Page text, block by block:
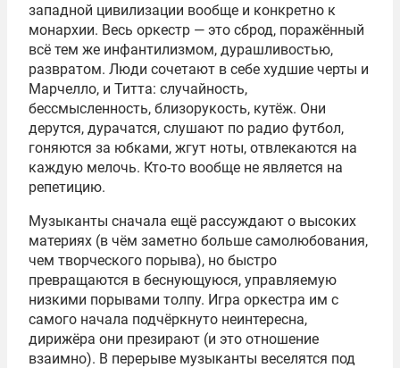
западной цивилизации вообще и конкретно к
монархии. Весь оркестр — это сброд, поражённый
всё тем же инфантилизмом, дурашливостью,
развратом. Люди сочетают в себе худшие черты и
Марчелло, и Титта: случайность,
бессмысленность, близорукость, кутёж. Они
дерутся, дурачатся, слушают по радио футбол,
гоняются за юбками, жгут ноты, отвлекаются на
каждую мелочь. Кто-то вообще не является на
репетицию.
Музыканты сначала ещё рассуждают о высоких
материях (в чём заметно больше самолюбования,
чем творческого порыва), но быстро
превращаются в беснующуюся, управляемую
низкими порывами толпу. Игра оркестра им с
самого начала подчёркнуто неинтересна,
дирижёра они презирают (и это отношение
взаимно). В перерыве музыканты веселятся под